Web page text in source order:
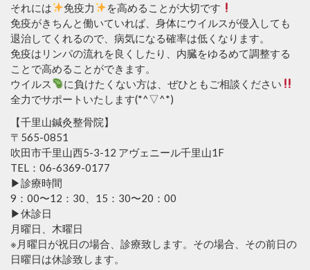
それには
免疫力
を高めることが大切です
免疫がきちんと働いていれば、身体にウイルスが侵入しても
退治してくれるので、病気になる確率は低くなります。
免疫はリンパの流れを良くしたり、内臓をゆるめて調整する
ことで高めることができます。
ウイルス
に負けたくない方は、ぜひともご相談ください
全力でサポートいたします(*^▽^*)
【千里山鍼灸整骨院】
〒565-0851
吹田市千里山西5-3-12 アヴェニール千里山1F
TEL：06-6369-0177
▶︎診療時間
9：00〜12：30、15：30〜20：00
▶︎休診日
月曜日、木曜日
※月曜日が祝日の場合、診療致します。その場合、その前日の
日曜日は休診致します。